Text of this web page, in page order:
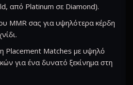
από Platinum σε Diamond).
MMR σας για υψηλότερα κέρδη
Placement Matches με υψηλό
για ένα δυνατό ξεκίνημα στη